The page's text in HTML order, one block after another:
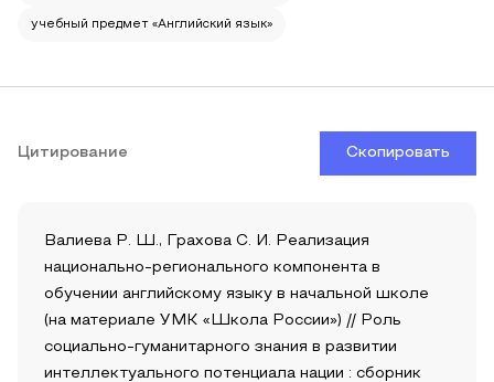
учебный предмет «Английский язык»
Цитирование Скопировать
Валиева Р. Ш., Грахова С. И. Реализация
национально-регионального компонента в
обучении английскому языку в начальной школе
(на материале УМК «Школа России») // Роль
социально-гуманитарного знания в развитии
интеллектуального потенциала нации : сборник